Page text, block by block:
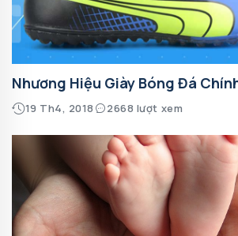
Nhương Hiệu Giày Bóng Đá
19 Th4, 2018 2668 lượt xem